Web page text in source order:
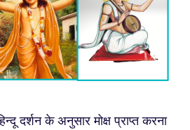
दर्शन के अनुसार मोक्ष प्राप्त करना